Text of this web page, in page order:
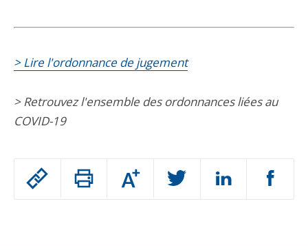
Passer
Augmenter
ou
> Lire l'ordonnance de jugement
> Retrouvez l'ensemble des ordonnances liées au
COVID-19